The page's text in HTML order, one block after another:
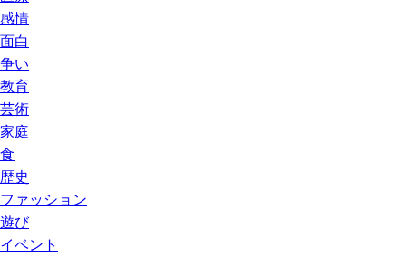
感情
面白
争い
教育
芸術
家庭
食
歴史
ファッション
遊び
イベント